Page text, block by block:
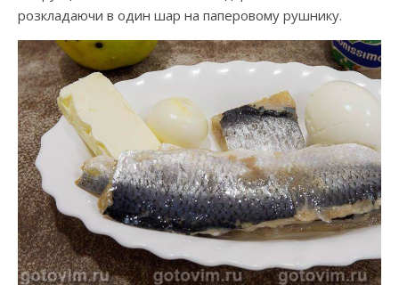
розкладаючи в один шар на паперовому рушнику.